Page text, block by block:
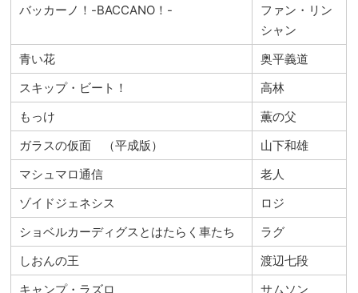
バッカーノ！-BACCANO！-
ファン・リン
シャン
青い花
奥平義道
スキップ・ビート！
高林
もっけ
薫の父
ガラスの仮面 （平成版）
山下和雄
マシュマロ通信
老人
ゾイドジェネシス
ロジ
ショベルカーディグスとはたらく車たち
ラグ
しおんの王
渡辺七段
キャンプ・ラズロ
サムソン